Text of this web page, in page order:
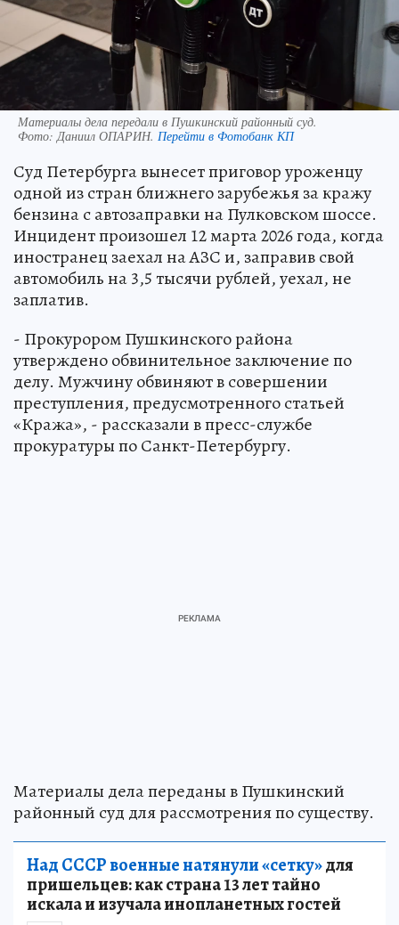
Материалы дела передали в Пушкинский районный суд.
Фото:Даниил ОПАРИН. Перейти в Фотобанк КП
Суд Петербурга вынесет приговор уроженцу
одной из стран ближнего зарубежья за кражу
бензина с автозаправки на Пулковском шоссе.
Инцидент произошел 12 марта 2026 года, когда
иностранец заехал на АЗС и, заправив свой
автомобиль на 3,5 тысячи рублей, уехал, не
заплатив.
- Прокурором Пушкинского района
утверждено обвинительное заключение по
делу. Мужчину обвиняют в совершении
преступления, предусмотренного статьей
«Кража», - рассказали в пресс-службе
прокуратуры по Санкт-Петербургу.
Материалы дела переданы в Пушкинский
районный суд для рассмотрения по существу.
Над СССР военные натянули «сетку»для
пришельцев: как страна 13 лет тайно
искала и изучала инопланетных гостей